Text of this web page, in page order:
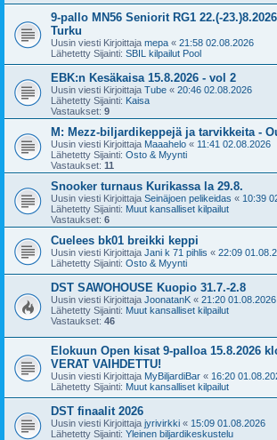
9-pallo MN56 Seniorit RG1 22.(-
Turku
Uusin viesti Kirjoittaja mepa « 21:58 02.08.2026
Lähetetty Sijainti: SBIL kilpailut Pool
EBK:n Kesäkaisa 15.8.2026 - vol 2
Uusin viesti Kirjoittaja Tube « 20:46 02.08.2026
Lähetetty Sijainti: Kaisa
Vastaukset: 9
M: Mezz-biljardikeppejä ja tarvikkeita -
Uusin viesti Kirjoittaja Maaahelo « 11:41 02.08.2026
Lähetetty Sijainti: Osto & Myynti
Vastaukset: 11
Snooker turnaus Kurikassa la 29.8.
Uusin viesti Kirjoittaja Seinäjoen pelikeidas « 10:39
Lähetetty Sijainti: Muut kansalliset kilpailut
Vastaukset: 6
Cuelees bk01 breikki keppi
Uusin viesti Kirjoittaja Jani k 71 pihlis « 22:09
Lähetetty Sijainti: Osto & Myynti
DST SAWOHOUSE Kuopio 31.7.-2.8
Uusin viesti Kirjoittaja JoonatanK « 21:20 01.08.2026
Lähetetty Sijainti: Muut kansalliset kilpailut
Vastaukset: 46
Elokuun Open kisat 9-palloa 15.8.2026
VERAT VAIHDETTU!
Uusin viesti Kirjoittaja MyBiljardiBar « 16:20
Lähetetty Sijainti: Muut kansalliset kilpailut
DST finaalit 2026
Uusin viesti Kirjoittaja jyrivirkki « 15:09 01.08.2026
Lähetetty Sijainti: Yleinen biljardikeskustelu